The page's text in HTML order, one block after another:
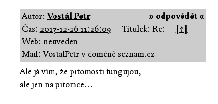
» odpovědět «
Autor:Vostál Petr
Čas: 2017-12-26 11:26:09 Titulek: Re:
[↑]
Web: neuveden
Mail: VostalPetr v doméně seznam.cz
Ale já vím, že pitomosti fungujou,
ale jen na pitomce...